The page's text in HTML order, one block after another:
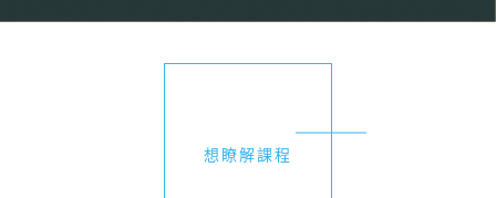
想瞭解課程